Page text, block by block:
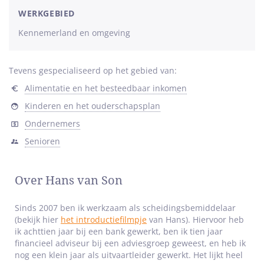
sterren
WERKGEBIED
Kennemerland en omgeving
Tevens gespecialiseerd op het gebied van:
Alimentatie en het besteedbaar inkomen
Kinderen en het ouderschapsplan
Ondernemers
Senioren
Over Hans van Son
Sinds 2007 ben ik werkzaam als scheidingsbemiddelaar
(bekijk hier het introductiefilmpje van Hans). Hiervoor heb
ik achttien jaar bij een bank gewerkt, ben ik tien jaar
financieel adviseur bij een adviesgroep geweest, en heb ik
nog een klein jaar als uitvaartleider gewerkt. Het lijkt heel